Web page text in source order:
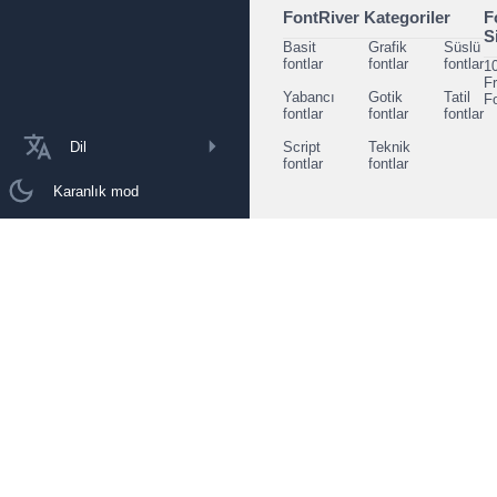
Dil
Karanlık mod
FontRiver Kategoriler
Basit
fontlar
Grafik
fontlar
Süslü
fontlar
Yabancı
fontlar
Gotik
fontlar
Tatil
fontlar
Script
fontlar
Teknik
fontlar